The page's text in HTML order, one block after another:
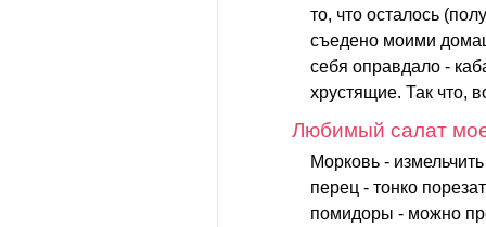
то, что осталось
съедено моими
себя оправдало -
хрустящие. Так что,
Любимый салат
Морковь -
перец - тонко
помидоры - можно